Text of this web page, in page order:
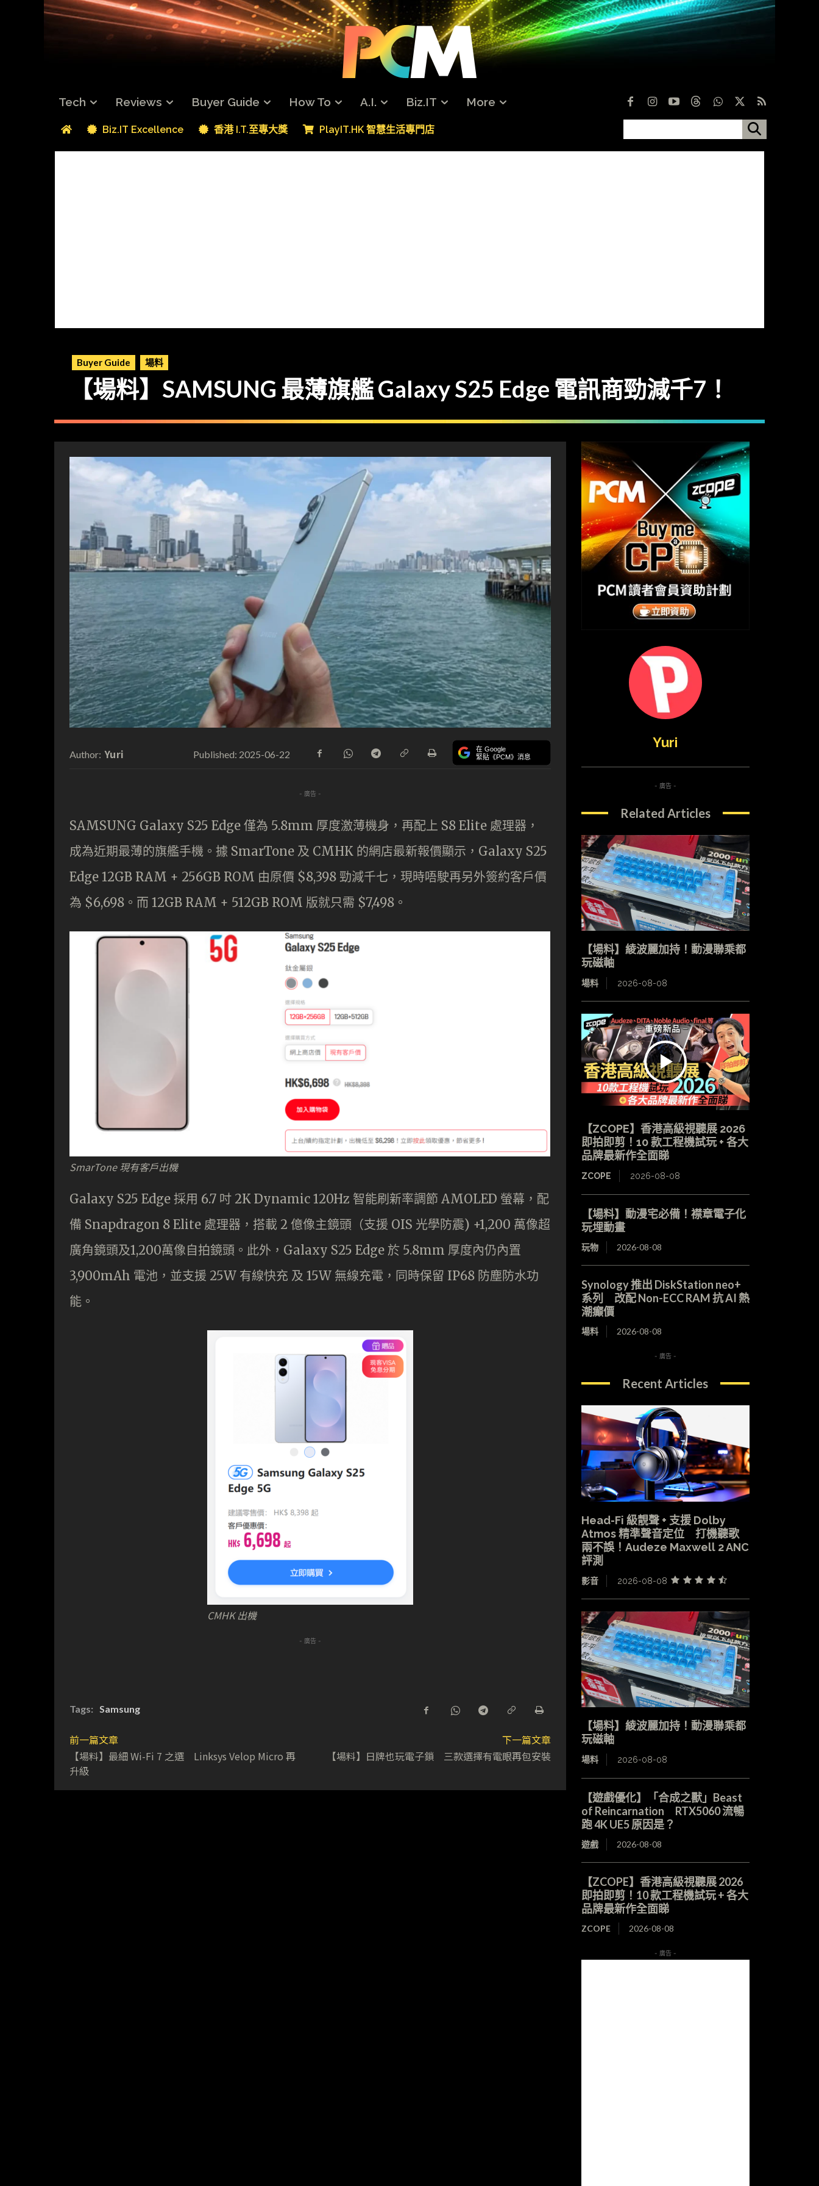
Tech Reviews Buyer Guide How To A.I. Biz.IT More
Biz.IT Excellence 香港 I.T.至專大獎 PlayIT.HK 智慧生活專門店
Buyer Guide 場料
【場料】SAMSUNG 最薄旗艦 Galaxy S25 Edge 電訊商勁減千7！
Author: Yuri Published: 2025-06-22 在 Google
緊貼《PCM》消息
- 廣告 -
SAMSUNG Galaxy S25 Edge 僅為 5.8mm 厚度激薄機身，再配上 S8 Elite 處理器，
成為近期最薄的旗艦手機。據 SmarTone 及 CMHK 的網店最新報價顯示，Galaxy S25
Edge 12GB RAM + 256GB ROM 由原價 $8,398 勁減千七，現時唔駛再另外簽約客戶價
為 $6,698。而 12GB RAM + 512GB ROM 版就只需 $7,498。
SmarTone 現有客戶出機
Galaxy S25 Edge 採用 6.7 吋 2K Dynamic 120Hz 智能刷新率調節 AMOLED 螢幕，配
備 Snapdragon 8 Elite 處理器，搭載 2 億像主鏡頭（支援 OIS 光學防震) +1,200 萬像超
廣角鏡頭及1,200萬像自拍鏡頭。此外，Galaxy S25 Edge 於 5.8mm 厚度內仍內置
3,900mAh 電池，並支援 25W 有線快充 及 15W 無線充電，同時保留 IP68 防塵防水功
能。
CMHK 出機
- 廣告 -
Tags: Samsung
前一篇文章
【場料】最細 Wi-Fi 7 之選 Linksys Velop Micro 再
升級
下一篇文章
【場料】日牌也玩電子鎖 三款選擇有電眼再包安裝
Yuri
- 廣告 -
Related Articles
【場料】綾波麗加持！動漫聯乘都
玩磁軸
場料 2026-08-08
【ZCOPE】香港高級視聽展 2026
即拍即剪！10 款工程機試玩 + 各大
品牌最新作全面睇
ZCOPE 2026-08-08
【場料】動漫宅必備！襟章電子化
玩埋動畫
玩物 2026-08-08
Synology 推出 DiskStation neo+
系列 改配 Non-ECC RAM 抗 AI 熱
潮癲價
場料 2026-08-08
- 廣告 -
Recent Articles
Head-Fi 級靚聲 + 支援 Dolby
Atmos 精準聲音定位 打機聽歌
兩不誤！Audeze Maxwell 2 ANC
評測
影音 2026-08-08
【場料】綾波麗加持！動漫聯乘都
玩磁軸
場料 2026-08-08
【遊戲優化】「合成之獸」Beast
of Reincarnation RTX5060 流暢
跑 4K UE5 原因是？
遊戲 2026-08-08
【ZCOPE】香港高級視聽展 2026
即拍即剪！10 款工程機試玩 + 各大
品牌最新作全面睇
ZCOPE 2026-08-08
- 廣告 -